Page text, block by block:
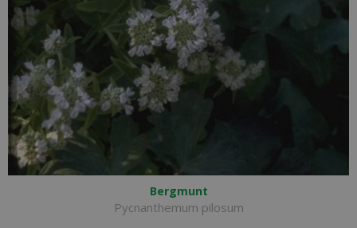
Bergmunt
Pycnanthemum pilosum